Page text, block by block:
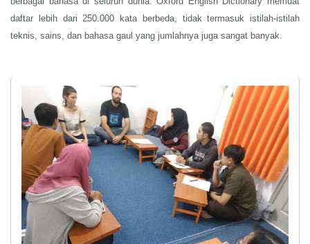
daftar lebih dari 250.000 kata berbeda, tidak termasuk istilah-istilah
teknis, sains, dan bahasa gaul yang jumlahnya juga sangat banyak.